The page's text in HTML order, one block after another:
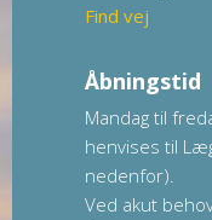
Find vej
Åbningstid
Mandag til
henvises til
nedenfor).
Ved akut